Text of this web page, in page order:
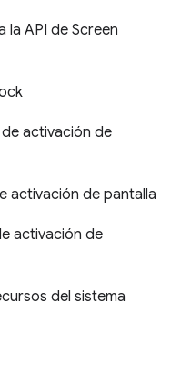
la API de Screen
activación de
activación de pantalla
activación de
del sistema